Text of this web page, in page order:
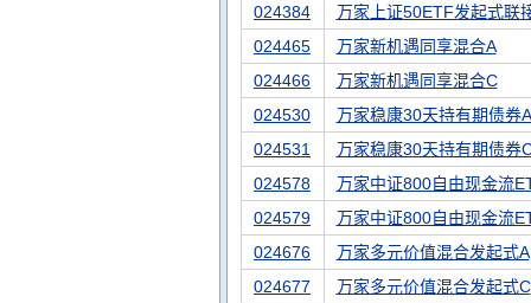
024384
万家上证50ETF发起式联
024465
万家新机遇同享混合A
024466
万家新机遇同享混合C
024530
万家稳康30天持有期债券A
024531
万家稳康30天持有期债券
024578
万家中证800自由现金流
024579
万家中证800自由现金流
024676
万家多元价值混合发起式A
024677
万家多元价值混合发起式C